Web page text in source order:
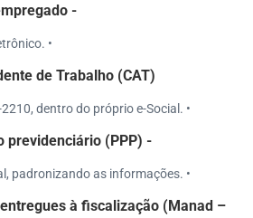
-
•
de Trabalho (CAT)
2210, dentro do próprio e-Social. •
(PPP) -
padronizando as informações. •
à fiscalização (Manad –